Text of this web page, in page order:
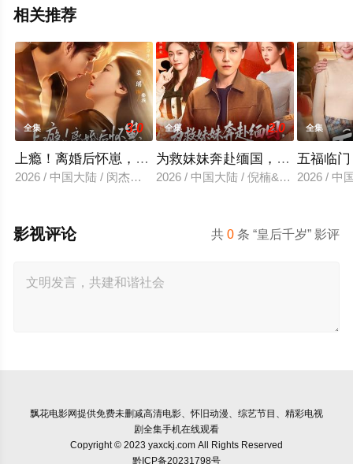
相关推荐
全集 3.0
上瘾！离婚后怀崽，前夫要她同居
2026 / 中国大陆 / 闵杰＆姜瑶
全集 2.0
为救妹妹奔赴缅国，我以千术定
2026 / 中国大陆 / 倪楠&大蒲
全集
五福临
2026 / 中
共0 条 “皇后千岁” 影评
影视评论
飘花电影网提供免费未删减高清电影、怀旧动漫、综艺节目、精彩电视
剧全集手机在线观看
Copyright © 2023 yaxckj.com All Rights Reserved
黔ICP备20231798号